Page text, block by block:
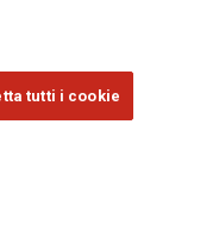
tutti i cookie